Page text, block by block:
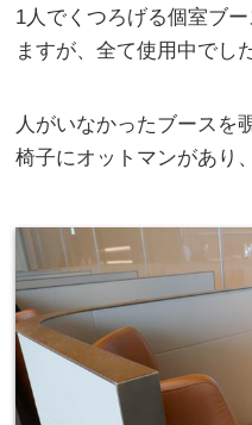
1人でくつろげる個室ブ
ますが、全て使用中でし
人がいなかったブースを
椅子にオットマンがあり